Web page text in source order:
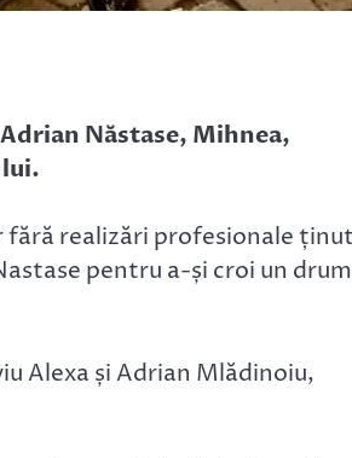
Năstase, Mihnea,
fără realizări profesionale
pentru a-și croi un
Alexa și Adrian Mlădinoiu,